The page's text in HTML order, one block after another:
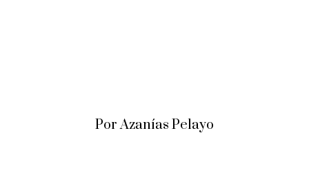
Por Azanías Pelayo